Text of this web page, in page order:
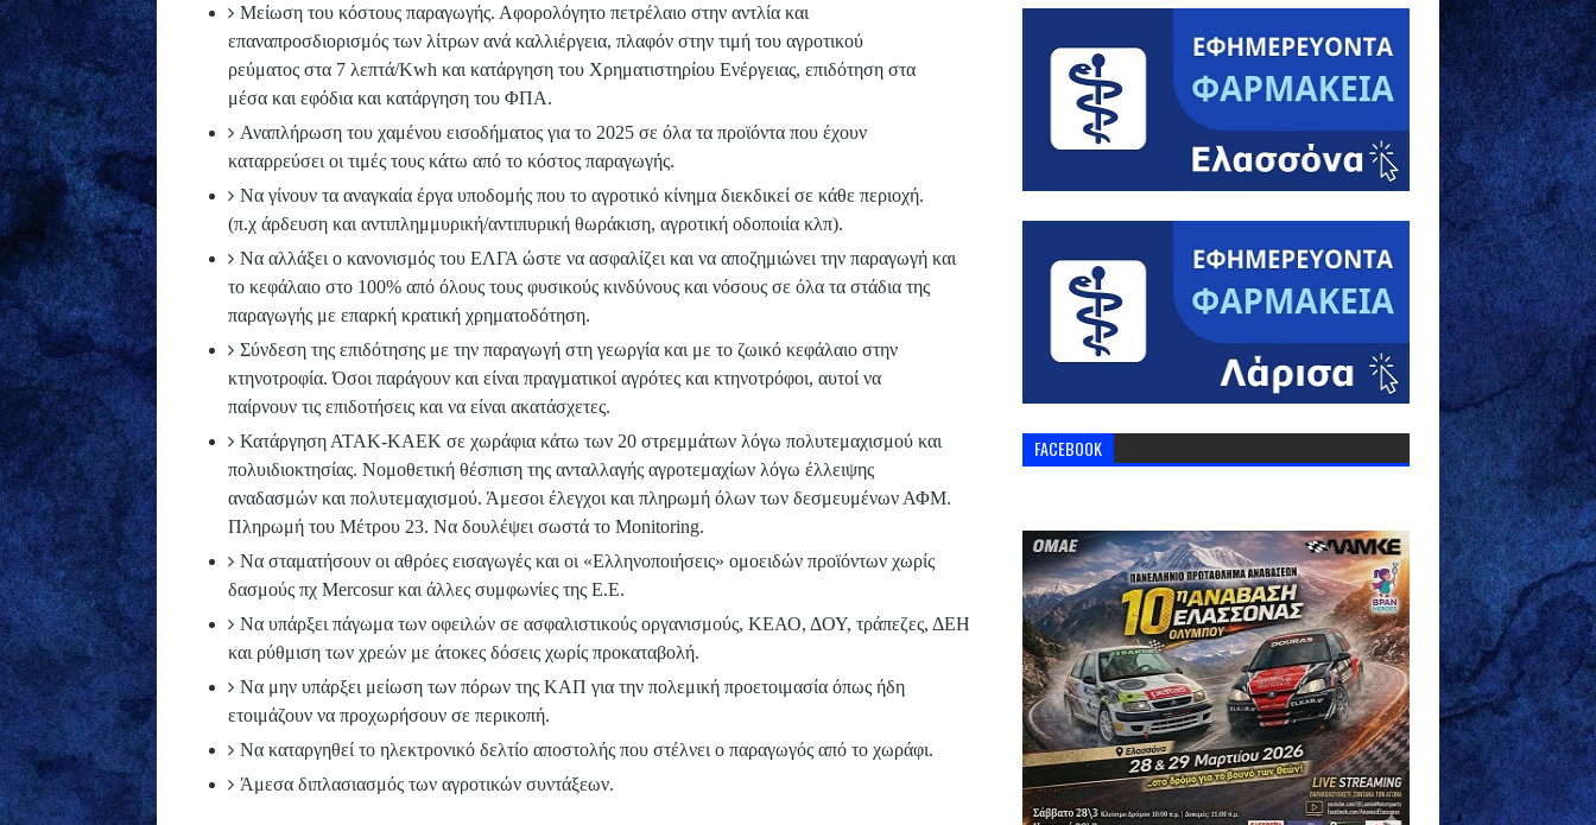
Μείωση του κόστους παραγωγής. Αφορολόγητο πετρέλαιο στην αντλία και
επαναπροσδιορισμός των λίτρων ανά καλλιέργεια, πλαφόν στην τιμή του αγροτικού
ρεύματος στα 7 λεπτά/Kwh και κατάργηση του Χρηματιστηρίου Ενέργειας, επιδότηση στα
μέσα και εφόδια και κατάργηση του ΦΠΑ.
Αναπλήρωση του χαμένου εισοδήματος για το 2025 σε όλα τα προϊόντα που έχουν
καταρρεύσει οι τιμές τους κάτω από το κόστος παραγωγής.
Να γίνουν τα αναγκαία έργα υποδομής που το αγροτικό κίνημα διεκδικεί σε κάθε περιοχή.
(π.χ άρδευση και αντιπλημμυρική/αντιπυρική θωράκιση, αγροτική οδοποιία κλπ).
Να αλλάξει ο κανονισμός του ΕΛΓΑ ώστε να ασφαλίζει και να αποζημιώνει την παραγωγή και
το κεφάλαιο στο 100% από όλους τους φυσικούς κινδύνους και νόσους σε όλα τα στάδια της
παραγωγής με επαρκή κρατική χρηματοδότηση.
Σύνδεση της επιδότησης με την παραγωγή στη γεωργία και με το ζωικό κεφάλαιο στην
κτηνοτροφία. Όσοι παράγουν και είναι πραγματικοί αγρότες και κτηνοτρόφοι, αυτοί να
παίρνουν τις επιδοτήσεις και να είναι ακατάσχετες.
Κατάργηση ΑΤΑΚ-ΚΑΕΚ σε χωράφια κάτω των 20 στρεμμάτων λόγω πολυτεμαχισμού και
πολυιδιοκτησίας. Νομοθετική θέσπιση της ανταλλαγής αγροτεμαχίων λόγω έλλειψης
αναδασμών και πολυτεμαχισμού. Άμεσοι έλεγχοι και πληρωμή όλων των δεσμευμένων ΑΦΜ.
Πληρωμή του Μέτρου 23. Να δουλέψει σωστά το Monitoring.
Να σταματήσουν οι αθρόες εισαγωγές και οι «Ελληνοποιήσεις» ομοειδών προϊόντων χωρίς
δασμούς πχ Mercosur και άλλες συμφωνίες της Ε.Ε.
Να υπάρξει πάγωμα των οφειλών σε ασφαλιστικούς οργανισμούς, ΚΕΑΟ, ΔΟΥ, τράπεζες, ΔΕΗ
και ρύθμιση των χρεών με άτοκες δόσεις χωρίς προκαταβολή.
Να μην υπάρξει μείωση των πόρων της ΚΑΠ για την πολεμική προετοιμασία όπως ήδη
ετοιμάζουν να προχωρήσουν σε περικοπή.
Να καταργηθεί το ηλεκτρονικό δελτίο αποστολής που στέλνει ο παραγωγός από το χωράφι.
Άμεσα διπλασιασμός των αγροτικών συντάξεων.
FACEBOOK